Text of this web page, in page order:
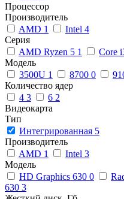
Процессор
Производитель
AMD 1 Intel 4
Серия
AMD Ryzen 5 1 Core
Модель
3500U 1 8700 0
Количество ядер
4 3 6 2
Видеокарта
Тип
Интегрированная 5
Производитель
AMD 1 Intel 3
Модель
HD Graphics 630 0
630 3